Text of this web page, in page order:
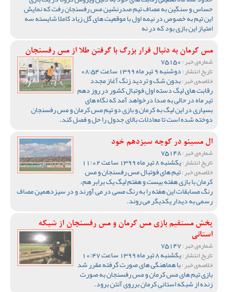
حساس و سنگین به مصاف تیم صدرنشین مس رفسنجان رفت که نمایش
این تیم به خصوص در نیمه اول با موقعیت های گل زیاد کاملا شایسته سه
امتیاز این بازی بود که در نه
مس کرمان به دنبال فرار بزرگ با گرفتن طلا از مس رفسنجان
شماره‌ی خبر :
تاریخ انتشار :دوشنبه 9 تیر ماه 1399 ساعت 08:54
خلاصه‌ی خبر :بدون شک و تردید زنگ آغاز مجدد
رقابت های لیگ دسته اول فوتبال کشور در روز دهم
تیر ماه در حالی به صدا درخواهد آمد که نگاه های
بسیاری در این لیگ به کرمان و بازی دو تیم مس کرمان و مس رفسنجان
دوخته شده است تا معادلات بالای جدول را حل و فصل کند.
ال مسینو در کوچه سیزدهم خود
شماره‌ی خبر :
تاریخ انتشار :یکشنبه 8 تیر ماه 1399 ساعت 11:02
خلاصه‌ی خبر :تیم های فوتبال مس رفسنجان و مس
کرمان با بازی هفته بیست و هفتم لیگ یک برابر هم،
رنگ مسابقات این هفته را به رنگ مسی در می آورند و در سیزدهمین مصاف
رسمی به دیدار یکدیگر می روند.
پخش مستقیم بازی مس کرمان و مس رفسنجان از شبکه
استانی
شماره‌ی خبر :
تاریخ انتشار :یکشنبه 8 تیر ماه 1399 ساعت 10:47
خلاصه‌ی خبر :با هماهنگی های صورت گرفته مقرر شد
بازی تیم های مس کرمان و مس رفسنجان به صورت
زنده از شبکه استانی کرمان برروی آنتن برود.